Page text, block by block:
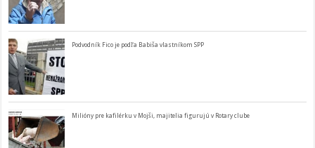
Podvodník Fico je podľa Babiša vlastníkom SPP
Milióny pre kafilérku v Mojši, majitelia figurujú v Rotary clube